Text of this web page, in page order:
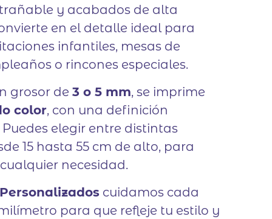
y acabados de alta
en el detalle ideal para
infantiles, mesas de
o rincones especiales.
grosor de3 o 5 mm, se imprime
color, con una definición
elegir entre distintas
15 hasta 55 cm de alto, para
necesidad.
cuidamos cada
para que refleje tu estilo y